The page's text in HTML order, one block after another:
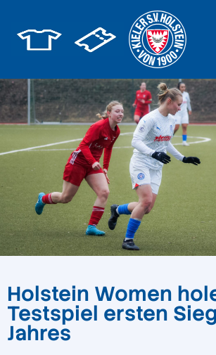
Holstein Women
Testspiel ersten
Jahres